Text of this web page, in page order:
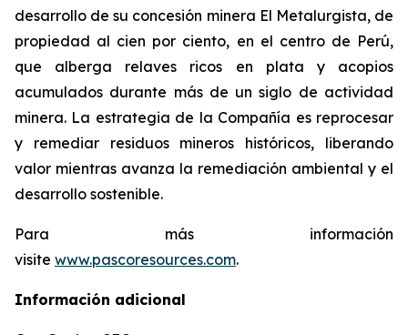
desarrollo de su concesión minera El Metalurgista, de
propiedad al cien por ciento, en el centro de Perú,
que alberga relaves ricos en plata y acopios
acumulados durante más de un siglo de actividad
minera. La estrategia de la Compañía es reprocesar
y remediar residuos mineros históricos, liberando
valor mientras avanza la remediación ambiental y el
desarrollo sostenible.
Para más información
visite www.pascoresources.com.
Información adicional